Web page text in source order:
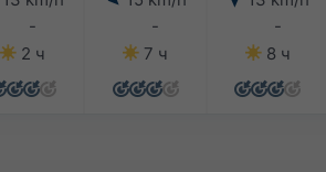
-
2 ч
-
7 ч
-
8 ч